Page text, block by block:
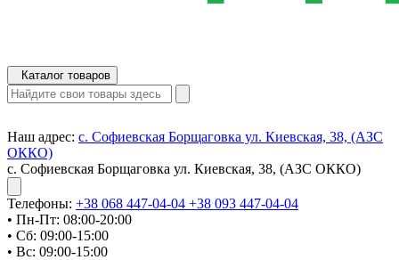
Каталог товаров
Наш адрес: с. Софиевская Борщаговка ул. Киевская, 38, (АЗС
ОККО)
с. Софиевская Борщаговка ул. Киевская, 38, (АЗС ОККО)
Телефоны: +38 068 447-04-04 +38 093 447-04-04
• Пн-Пт: 08:00-20:00
• Сб: 09:00-15:00
• Вс: 09:00-15:00